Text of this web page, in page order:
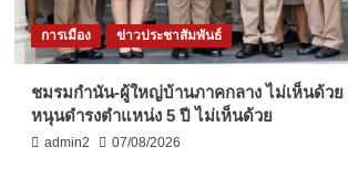
การเมือง ข่าวประชาสัมพันธ์
ชมรมกำนัน-ผู้ใหญ่บ้านภาคกลาง ไม่เห็นด้วย
หนุนดำรงตำแหน่ง 5 ปี ไม่เห็นด้วย
admin2 07/08/2026